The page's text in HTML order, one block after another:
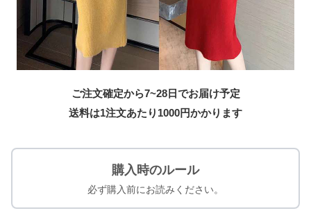
ご注文確定から7~28日でお届け予定
送料は1注文あたり 1000円かかります
購入時のルール
必ず購入前にお読みください。